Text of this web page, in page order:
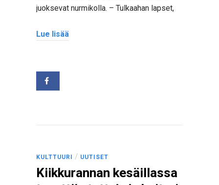
juoksevat nurmikolla. – Tulkaahan lapset,
Lue lisää
KULTTUURI / UUTISET
Kiikkurannan kesäillassa